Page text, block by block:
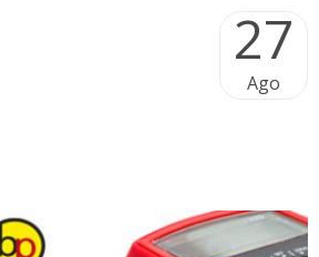
27
Ago